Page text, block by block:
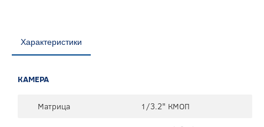
Характеристики
КАМЕРА
Матрица 1/3.2" КМОП